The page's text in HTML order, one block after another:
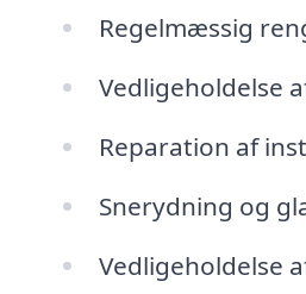
Regelmæssig
Vedligeholdelse
Reparation af
Snerydning og
Vedligeholdelse